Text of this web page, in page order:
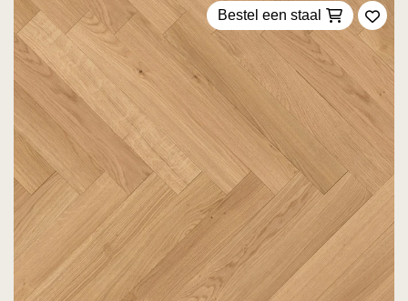
Bestel een staal